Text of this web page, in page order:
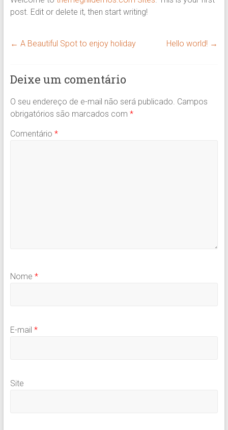
post. Edit or delete it, then start writing!
← A Beautiful Spot to enjoy holiday Hello world! →
Deixe um comentário
O seu endereço de e-mail não será publicado. Campos
obrigatórios são marcados com *
Comentário *
Nome *
E-mail *
Site